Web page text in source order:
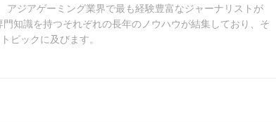
アジアゲーミング業界で最も経験豊富なジャーナリストが
知識を持つそれぞれの長年のノウハウが結集しており、そ
ピックに及びます。